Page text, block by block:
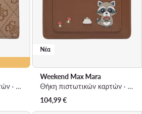
Θήκη πιστωτικών καρτών · Καφέ
Νέα
Weekend Max Mara
Θήκη πιστωτικών καρτών · Καφέ
104,99€